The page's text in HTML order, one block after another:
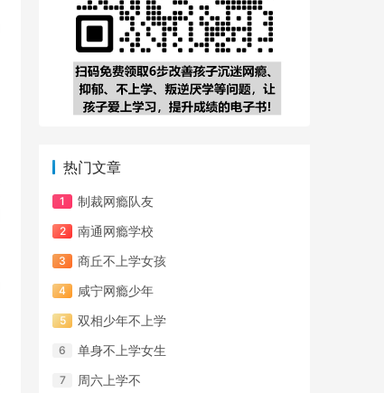
热门文章
制裁网瘾队友
南通网瘾学校
商丘不上学女孩
咸宁网瘾少年
双相少年不上学
单身不上学女生
周六上学不